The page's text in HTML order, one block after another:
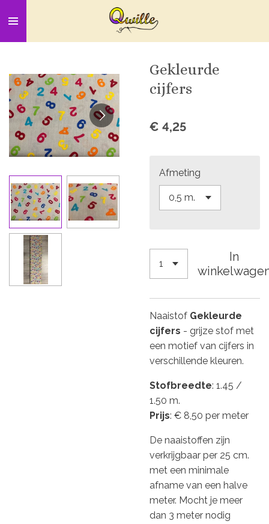
direct
naar
hoofdinhoud
Gekleurde
cijfers
€ 4,25
Afmeting
In
Naaistof Gekleurde
cijfers - grijze stof met
een motief van cijfers in
verschillende kleuren.
Stofbreedte: 1.45 /
1.50 m.
Prijs: € 8,50 per meter
De naaistoffen zijn
verkrijgbaar per 25 cm.
met een minimale
afname van een halve
meter. Mocht je meer
dan 3 meter nodig